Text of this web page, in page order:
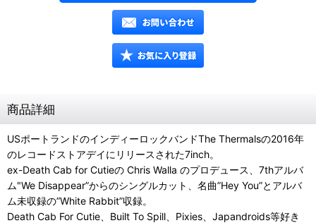
商品詳細
USポートランドのインディーロックバンドThe Thermalsの2016年
のレコードストアデイにリリースされた7inch。
ex-Death Cab for Cutieの Chris Walla のプロデュース、7thアルバ
ム"We Disappear”からのシングルカット、名曲”Hey You”とアルバ
ム未収録の”White Rabbit”収録。
Death Cab For Cutie、Built To Spill、Pixies、Japandroids等好き